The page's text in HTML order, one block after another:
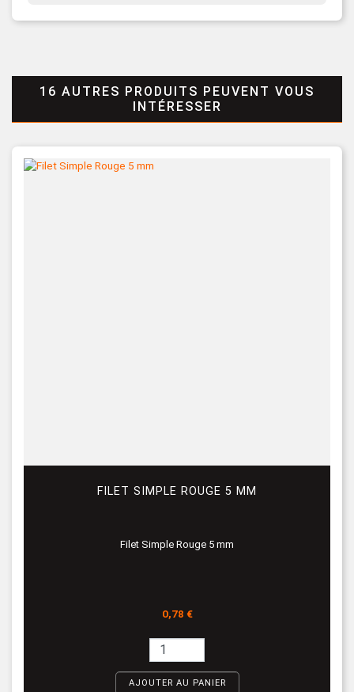
16 AUTRES PRODUITS PEUVENT VOUS
INTÉRESSER
FILET SIMPLE ROUGE 5 MM
Filet Simple Rouge 5 mm
Prix
0,78 €
AJOUTER AU PANIER